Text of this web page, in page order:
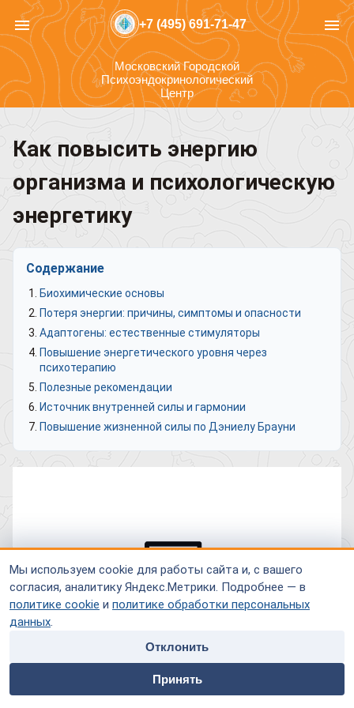
Мы используем cookie для работы сайта и, с вашего
согласия, аналитику Яндекс.Метрики. Подробнее — в
политике cookie и политике обработки персональных
данных.
Отклонить
Принять
home people
Специалисты
payment contacts
menu +7 (495) 691-71-47 menu
Московский Городской
Психоэндокринологический
Центр
Как повысить энергию
организма и психологическую
энергетику
Содержание
Биохимические основы
Потеря энергии: причины, симптомы и опасности
Адаптогены: естественные стимуляторы
Повышение энергетического уровня через
психотерапию
Полезные рекомендации
Источник внутренней силы и гармонии
Повышение жизненной силы по Дэниелу Брауни